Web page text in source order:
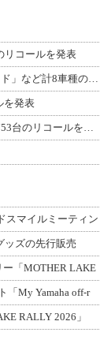
リコールを発表
【ハーレー】「スポーツスターS」「ロードグライド」など計8車種のリコールを発表
を発表
【トライアンフ】ボンネビル T100 など6車種計3,753台のリコールを発表
スマイルミーティン
ッズの先行販売
「MOTHER LAKE
「My Yamaha off-r
RALLY 2026」